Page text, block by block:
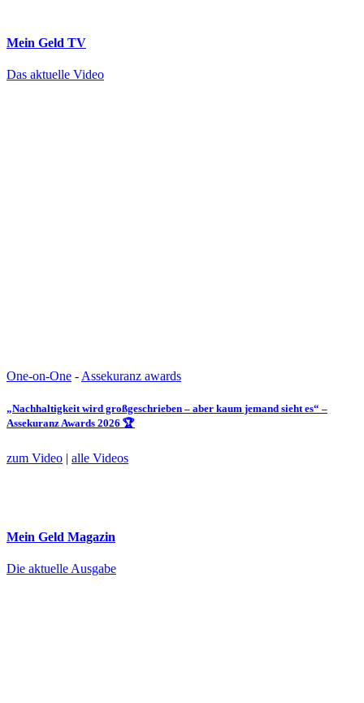
Mein Geld TV
Das aktuelle Video
One-on-One -Assekuranz awards
„Nachhaltigkeit wird großgeschrieben – aber kaum jemand sieht es“ –
Assekuranz Awards 2026 🏆
zum Video | alle Videos
Mein Geld Magazin
Die aktuelle Ausgabe